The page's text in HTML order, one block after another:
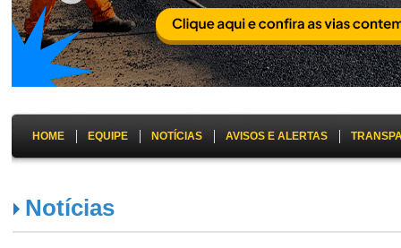
HOME EQUIPE NOTÍCIAS AVISOS E ALERTAS
Notícias